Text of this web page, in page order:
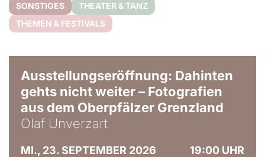
SONSTIGES
THEATER & TANZ
THEMEN & FESTIVALS
Ausstellungseröffnung: Dahinten
gehts nicht weiter – Fotografien
aus dem Oberpfälzer Grenzland
Olaf Unverzart
MI., 23. SEPTEMBER 2026 19:00 UHR